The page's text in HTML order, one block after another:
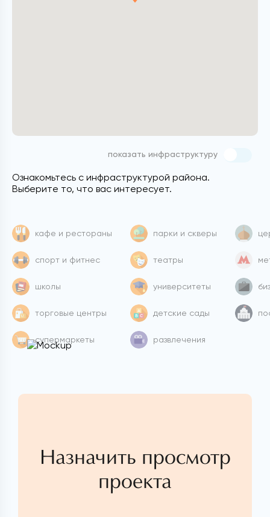
Ознакомьтесь с инфраструктурой района.
Выберите то, что вас интересует.
кафе и рестораны
спорт и фитнес
школы
торговые центры
супермаркеты
парки и скверы
театры
университеты
детские сады
развлечения
показать инфраструктуру
Назначить просмотр
проекта